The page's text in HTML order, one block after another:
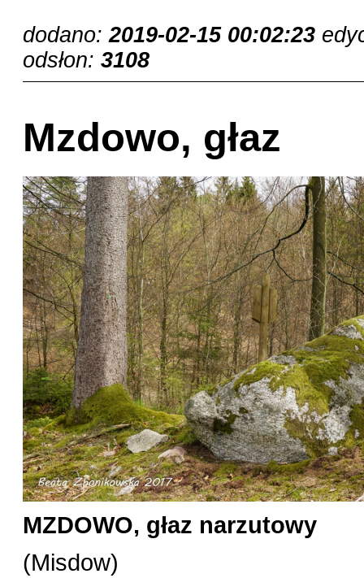
dodano:2019-02-15 00:02:23
odsłon: 3108
Mzdowo, głaz
MZDOWO, głaz narzutowy
(Misdow)